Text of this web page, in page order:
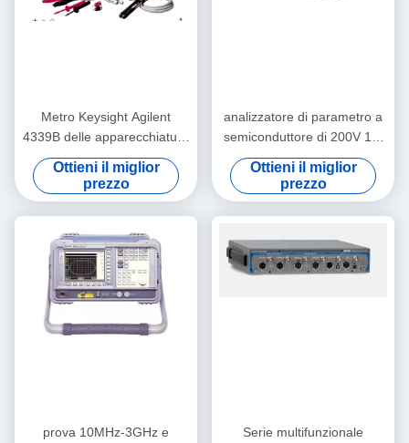
Metro Keysight Agilent
4339B delle apparecchiature
di misurazione di CC 10MS
Electronic Test And
Ottieni il miglior
prezzo
analizzatore di parametro a
semiconduttore di 200V 1A,
Keysight pratico Agilent
4155C
Ottieni il miglior
prezzo
prova 10MHz-3GHz e
Serie multifunzionale